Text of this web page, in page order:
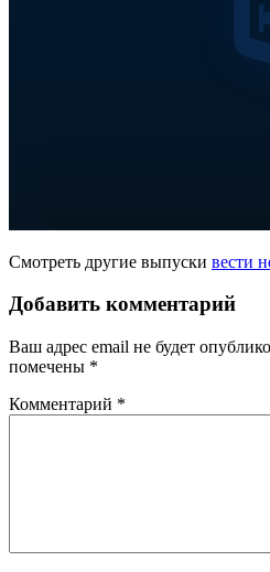
Смотреть другие выпуски вести
Добавить комментарий
Ваш адрес email не будет
помечены *
Комментарий *